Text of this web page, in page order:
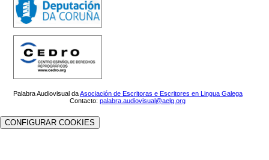
Palabra Audiovisual daAsociación de Escritoras e Escritores en Lingua Galega
Contacto:palabra.audiovisual@aelg.org
CONFIGURAR COOKIES